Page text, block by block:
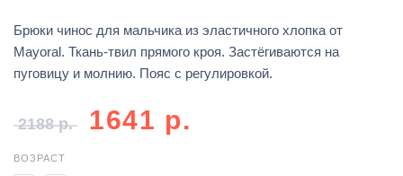
Брюки чинос для мальчика из эластичного хлопка от
Mayoral. Ткань-твил прямого кроя. Застёгиваются на
пуговицу и молнию. Пояс с регулировкой.
2188р. 1641 р.
ВОЗРАСТ